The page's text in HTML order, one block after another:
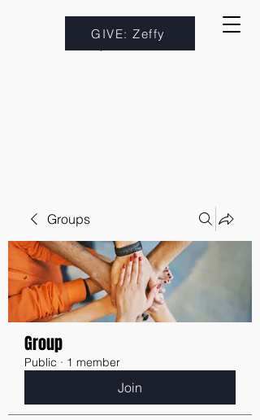
GIVE: Zeffy
Groups
Group
Public · 1 member
Join